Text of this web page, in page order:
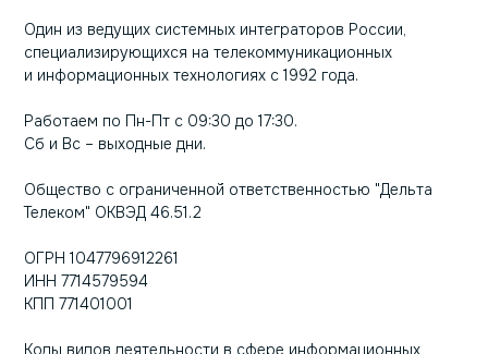
Один из ведущих системных интеграторов России,
специализирующихся на телекоммуникационных
и информационных технологиях с 1992 года.
Работаем по Пн-Пт с 09:30 до 17:30.
Сб и Вс – выходные дни.
Общество с ограниченной ответственностью "Дельта
Телеком" ОКВЭД 46.51.2
ОГРН 1047796912261
ИНН 7714579594
КПП 771401001
Коды видов деятельности в сфере информационных